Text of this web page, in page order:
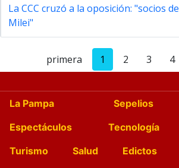
La CCC cruzó a la oposición: "socios de
Milei"
primera 1 2 3 4
La Pampa Sepelios
Espectáculos
Tecnología
Turismo
Salud Edictos